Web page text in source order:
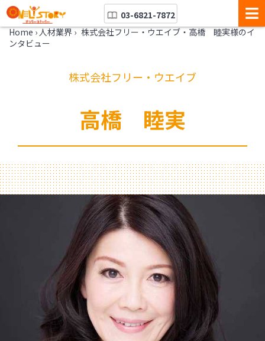
03-6821-7872
Home › 人材業界 › 株式会社フリー・ウエイブ・高橋 睦実様のイ
ンタビュー
株式会社フリー・ウエイブ
高橋 睦実